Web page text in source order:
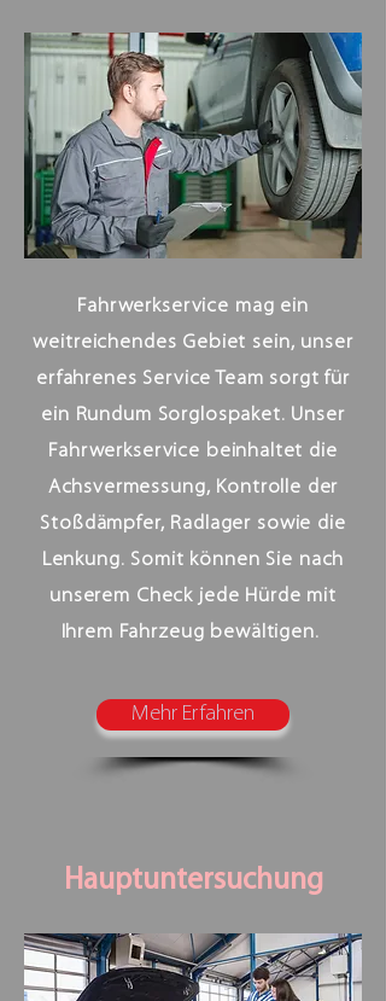
Fahrwerkservice mag ein
weitreichendes Gebiet sein, unser
erfahrenes Service Team sorgt für
ein Rundum Sorglospaket. Unser
Fahrwerkservice beinhaltet die
Achsvermessung, Kontrolle der
Stoßdämpfer, Radlager sowie die
Lenkung. Somit können Sie nach
unserem Check jede Hürde mit
Ihrem Fahrzeug bewältigen.
Mehr Erfahren
Hauptuntersuchung